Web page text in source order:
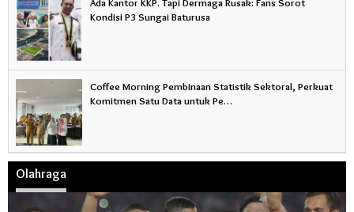
Kondisi P3 Sungai Baturusa
Coffee Morning Pembinaan Statistik Sektoral, Perkuat
Komitmen Satu Data untuk Pe…
Olahraga